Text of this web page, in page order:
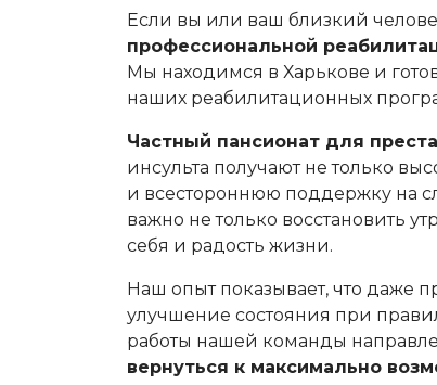
Если вы или ваш близкий
профессиональной
Мы находимся в Харькове и
наших реабилитационных
Частный пансионат для
инсульта получают не только
и всестороннюю поддержку на
важно не только восстановить
себя и радость жизни.
Наш опыт показывает, что даже
улучшение состояния при
работы нашей команды
вернуться к максимально